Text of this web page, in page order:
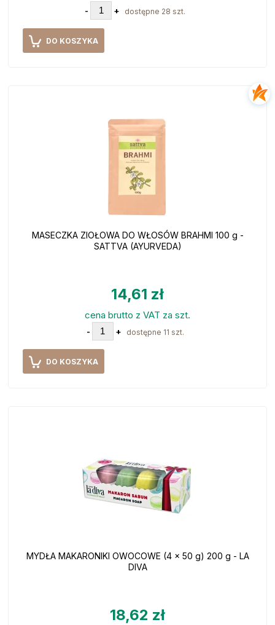
- + dostępne 28 szt.
DO KOSZYKA
MASECZKA ZIOŁOWA DO WŁOSÓW BRAHMI 100 g -
SATTVA (AYURVEDA)
14,61 zł
cena brutto z VAT za szt.
- + dostępne 11 szt.
DO KOSZYKA
MYDŁA MAKARONIKI OWOCOWE (4 x 50 g) 200 g - LA
DIVA
18,62 zł